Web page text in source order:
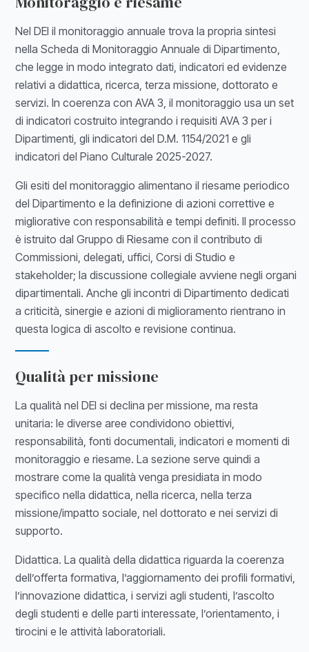
Nel DEI il monitoraggio annuale trova la propria sintesi
nella Scheda di Monitoraggio Annuale di Dipartimento,
che legge in modo integrato dati, indicatori ed evidenze
relativi a didattica, ricerca, terza missione, dottorato e
servizi. In coerenza con AVA 3, il monitoraggio usa un set
di indicatori costruito integrando i requisiti AVA 3 per i
Dipartimenti, gli indicatori del D.M. 1154/2021 e gli
indicatori del Piano Culturale 2025-2027.
Gli esiti del monitoraggio alimentano il riesame periodico
del Dipartimento e la definizione di azioni correttive e
migliorative con responsabilità e tempi definiti. Il processo
è istruito dal Gruppo di Riesame con il contributo di
Commissioni, delegati, uffici, Corsi di Studio e
stakeholder; la discussione collegiale avviene negli organi
dipartimentali. Anche gli incontri di Dipartimento dedicati
a criticità, sinergie e azioni di miglioramento rientrano in
questa logica di ascolto e revisione continua.
Qualità per missione
La qualità nel DEI si declina per missione, ma resta
unitaria: le diverse aree condividono obiettivi,
responsabilità, fonti documentali, indicatori e momenti di
monitoraggio e riesame. La sezione serve quindi a
mostrare come la qualità venga presidiata in modo
specifico nella didattica, nella ricerca, nella terza
missione/impatto sociale, nel dottorato e nei servizi di
supporto.
Didattica. La qualità della didattica riguarda la coerenza
dell’offerta formativa, l’aggiornamento dei profili formativi,
l’innovazione didattica, i servizi agli studenti, l’ascolto
degli studenti e delle parti interessate, l’orientamento, i
tirocini e le attività laboratoriali.